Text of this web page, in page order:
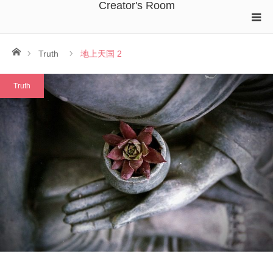
Creator's Room
ホームTruth 地上天国 2
Truth